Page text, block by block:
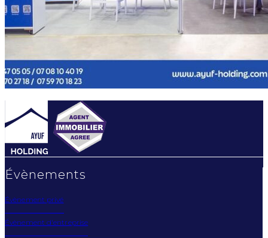
Évènements
Évènement privé
Évènement d'entreprise